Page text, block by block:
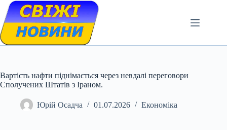
Skip
content
Вартість нафти піднімається через невдалі переговори
Сполучених Штатів з Іраном.
Юрій Осадча 01.07.2026 Економіка